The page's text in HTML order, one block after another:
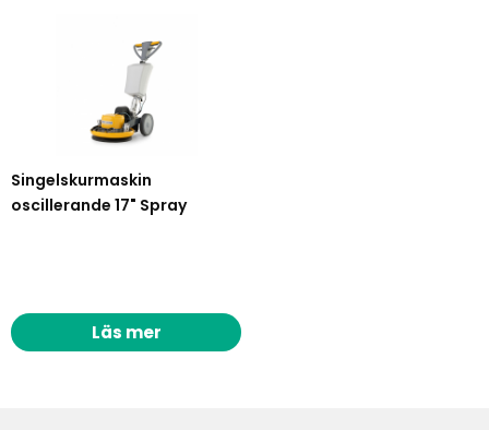
Singelskurmaskin
oscillerande 17" Spray
Läs mer